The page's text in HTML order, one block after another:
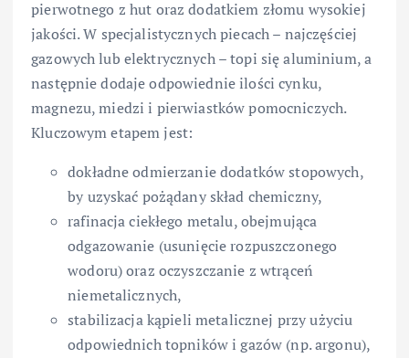
pierwotnego z hut oraz dodatkiem złomu wysokiej
jakości. W specjalistycznych piecach – najczęściej
gazowych lub elektrycznych – topi się aluminium, a
następnie dodaje odpowiednie ilości cynku,
magnezu, miedzi i pierwiastków pomocniczych.
Kluczowym etapem jest:
dokładne odmierzanie dodatków stopowych,
by uzyskać pożądany skład chemiczny,
rafinacja ciekłego metalu, obejmująca
odgazowanie (usunięcie rozpuszczonego
wodoru) oraz oczyszczanie z wtrąceń
niemetalicznych,
stabilizacja kąpieli metalicznej przy użyciu
odpowiednich topników i gazów (np. argonu),